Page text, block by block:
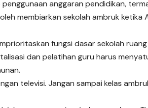
anggaran pendidikan,
membiarkan sekolah ambruk ketika
fungsidasar sekolah
dan pelatihan guru harus
televisi. Jangan sampai kelas